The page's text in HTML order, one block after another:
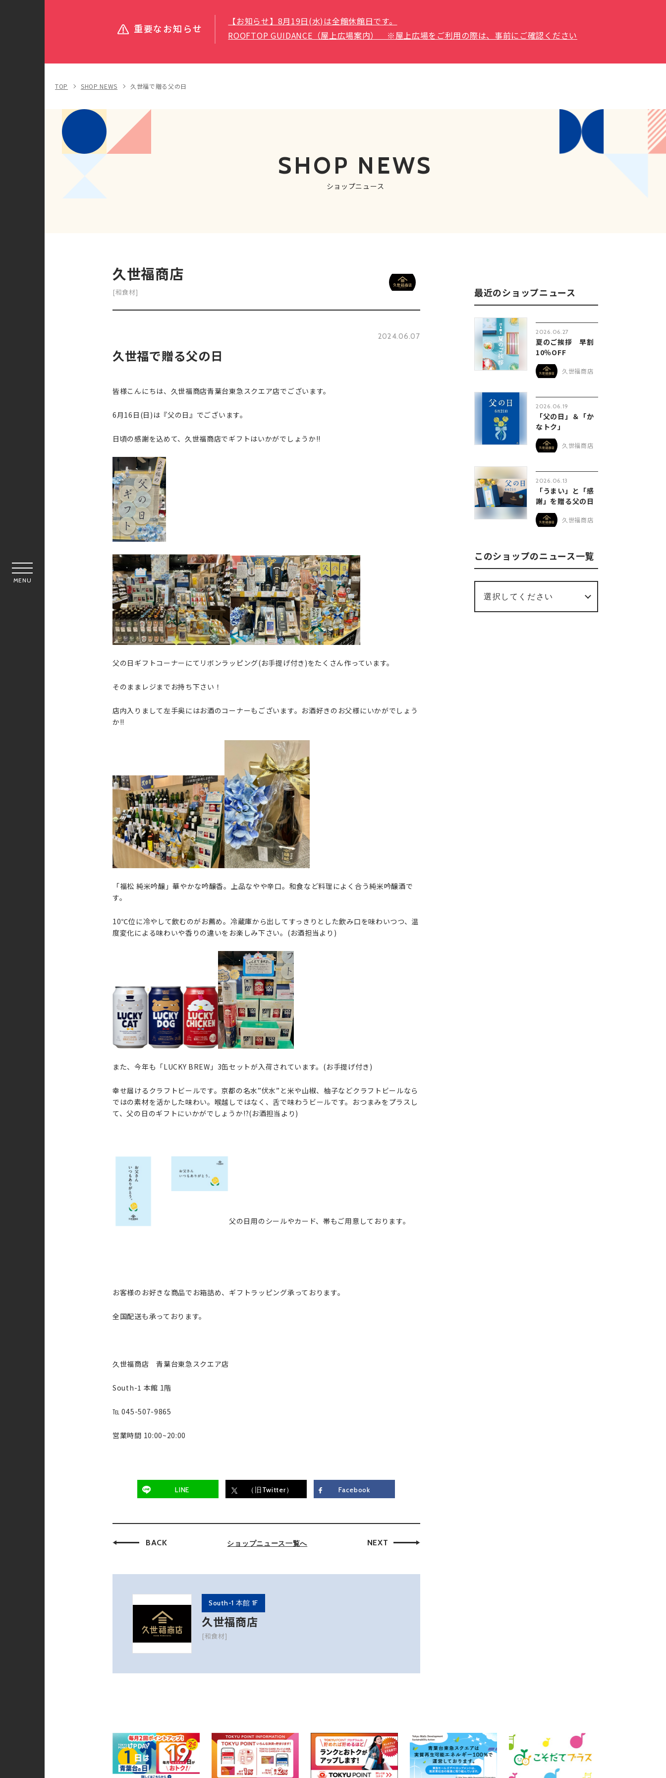
MENU
重要なお知らせ
【お知らせ】8月19日(水)は全館休館日です。
ROOFTOP GUIDANCE（屋上広場案内） ※屋上広場をご利用の際は、事前にご確認ください
TOP SHOP NEWS 久世福で贈る父の日
SHOP NEWS
ショップニュース
久世福商店
[和食材]
2024.06.07
久世福で贈る父の日
皆様こんにちは、久世福商店青葉台東急スクエア店でございます。
6月16日(日)は『父の日』でございます。
日頃の感謝を込めて、久世福商店でギフトはいかがでしょうか!!
父の日ギフトコーナーにてリボンラッピング(お手提げ付き)をたくさん作っています。
そのままレジまでお持ち下さい！
店内入りまして左手奥にはお酒のコーナーもございます。お酒好きのお父様にいかがでしょう
か‼
「福松 純米吟醸」華やかな吟醸香。上品なやや辛口。和食など料理によく合う純米吟醸酒で
す。
10℃位に冷やして飲むのがお薦め。冷蔵庫から出してすっきりとした飲み口を味わいつつ、温
度変化による味わいや香りの違いをお楽しみ下さい。(お酒担当より)
また、今年も「LUCKY BREW」3缶セットが入荷されています。(お手提げ付き)
幸せ届けるクラフトビールです。京都の名水”伏水”と米や山椒、柚子などクラフトビールなら
ではの素材を活かした味わい。喉越しではなく、舌で味わうビールです。おつまみをプラスし
て、父の日のギフトにいかがでしょうか⁉(お酒担当より)
父の日用のシールやカード、帯もご用意しております。
お客様のお好きな商品でお箱詰め、ギフトラッピング承っております。
全国配送も承っております。
久世福商店 青葉台東急スクエア店
South-1 本館 1階
℡ 045-507-9865
営業時間 10:00~20:00
LINE （旧Twitter） Facebook
BACK ショップニュース一覧へ NEXT
South-1 本館 1F
久世福商店
[和食材]
最近のショップニュース
2026.06.27
夏のご挨拶 早割
10％OFF
久世福商店
2026.06.19
「父の日」＆「か
なトク」
久世福商店
2026.06.13
「うまい」と「感
謝」を贈る父の日
久世福商店
このショップのニュース一覧